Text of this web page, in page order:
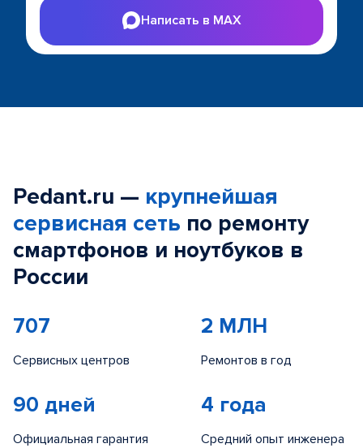
Написать в MAX
Pedant.ru — крупнейшая
сервисная сеть по ремонту
смартфонов и ноутбуков в
России
707
Сервисных центров
2 МЛН
Ремонтов в год
90 дней
Официальная гарантия
4 года
Средний опыт инженера